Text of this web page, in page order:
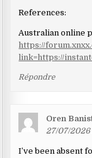
References:
Australian online
https://
link=https://
Répondre
Oren
27/07/2026
I’ve been absent